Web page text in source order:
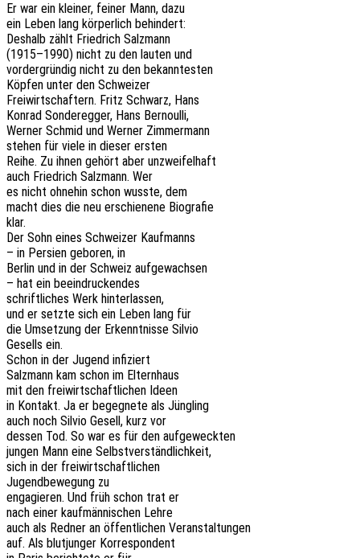
Er war ein klei­ner, feiner Mann, dazu
ein Leben lang körper­lich behindert:
Deshalb zählt Fried­rich Salzmann
(1915–1990) nicht zu den lauten und
vorder­grün­dig nicht zu den bekanntesten
Köpfen unter den Schweizer
Frei­wirt­schaf­tern. Fritz Schwarz, Hans
Konrad Sonder­eg­ger, Hans Bernoulli,
Werner Schmid und Werner Zimmermann
stehen für viele in dieser ersten
Reihe. Zu ihnen gehört aber unzweifelhaft
auch Fried­rich Salz­mann. Wer
es nicht ohne­hin schon wusste, dem
macht dies die neu erschie­ne­ne Biografie
klar.
Der Sohn eines Schwei­zer Kaufmanns
– in Persi­en gebo­ren, in
Berlin und in der Schweiz aufgewachsen
– hat ein beeindruckendes
schrift­li­ches Werk hinterlassen,
und er setzte sich ein Leben lang für
die Umset­zung der Erkennt­nis­se Silvio
Gesells ein.
Schon in der Jugend infiziert
Salz­mann kam schon im Elternhaus
mit den frei­wirt­schaft­li­chen Ideen
in Kontakt. Ja er begeg­ne­te als Jüngling
auch noch Silvio Gesell, kurz vor
dessen Tod. So war es für den aufgeweckten
jungen Mann eine Selbstverständlichkeit,
sich in der freiwirtschaftlichen
Jugend­be­we­gung zu
enga­gie­ren. Und früh schon trat er
nach einer kauf­män­ni­schen Lehre
auch als Redner an öffent­li­chen Veranstaltungen
auf. Als blut­jun­ger Korrespondent